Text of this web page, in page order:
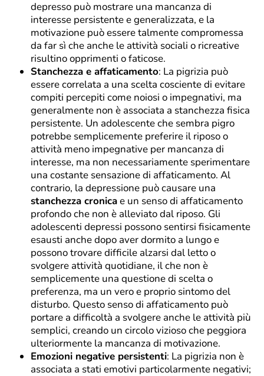
depresso può mostrare una mancanza di
interesse persistente e generalizzata, e la
motivazione può essere talmente compromessa
da far sì che anche le attività sociali o ricreative
risultino opprimenti o faticose.
Stanchezza e affaticamento: La pigrizia può
essere correlata a una scelta cosciente di evitare
compiti percepiti come noiosi o impegnativi, ma
generalmente non è associata a stanchezza fisica
persistente. Un adolescente che sembra pigro
potrebbe semplicemente preferire il riposo o
attività meno impegnative per mancanza di
interesse, ma non necessariamente sperimentare
una costante sensazione di affaticamento. Al
contrario, la depressione può causare una
stanchezza cronicae un senso di affaticamento
profondo che non è alleviato dal riposo. Gli
adolescenti depressi possono sentirsi fisicamente
esausti anche dopo aver dormito a lungo e
possono trovare difficile alzarsi dal letto o
svolgere attività quotidiane, il che non è
semplicemente una questione di scelta o
preferenza, ma un vero e proprio sintomo del
disturbo. Questo senso di affaticamento può
portare a difficoltà a svolgere anche le attività più
semplici, creando un circolo vizioso che peggiora
ulteriormente la mancanza di motivazione.
Emozioni negative persistenti: La pigrizia non è
associata a stati emotivi particolarmente negativi;